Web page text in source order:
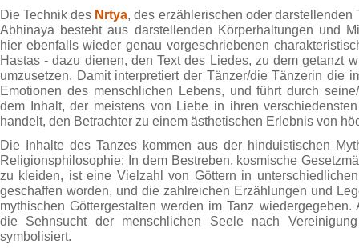
Die Technik des Nrtya, des erzählerischen oder darstellenden
Abhinaya besteht aus darstellenden Körperhaltungen und
hier ebenfalls wieder genau vorgeschriebenen
Hastas - dazu dienen, den Text des Liedes, zu dem getanzt
umzusetzen. Damit interpretiert der Tänzer/die Tänzerin die
Emotionen des menschlichen Lebens, und führt durch
dem Inhalt, der meistens von Liebe in ihren
handelt, den Betrachter zu einem ästhetischen Erlebnis von
Die Inhalte des Tanzes kommen aus der hinduistischen
Religionsphilosophie: In dem Bestreben, kosmische
zu kleiden, ist eine Vielzahl von Göttern in
geschaffen worden, und die zahlreichen Erzählungen und
mythischen Göttergestalten werden im Tanz
die Sehnsucht der menschlichen Seele nach
symbolisiert.